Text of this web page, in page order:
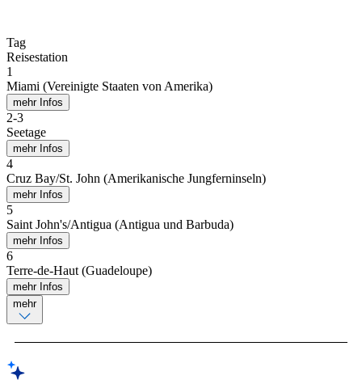
Tag
Reisestation
1
Miami (Vereinigte Staaten von Amerika)
mehr Infos
2-3
Seetage
mehr Infos
4
Cruz Bay/St. John (Amerikanische Jungferninseln)
mehr Infos
5
Saint John's/Antigua (Antigua und Barbuda)
mehr Infos
6
Terre-de-Haut (Guadeloupe)
mehr Infos
mehr